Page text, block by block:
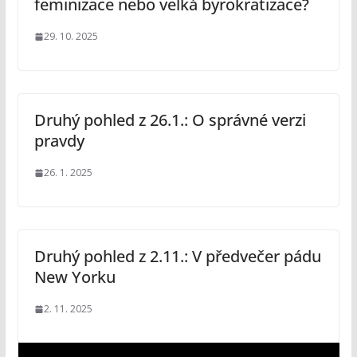
feminizace nebo velká byrokratizace?
29. 10. 2025
Druhý pohled z 26.1.: O správné verzi
pravdy
26. 1. 2025
Druhý pohled z 2.11.: V předvečer pádu
New Yorku
2. 11. 2025